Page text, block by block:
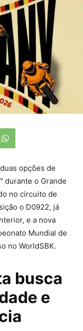
opções de
durante o Grande
no circuito de
o D0922, já
e a nova
Mundial de
no WorldSBK.
busca
e